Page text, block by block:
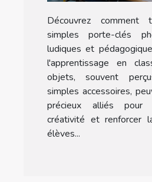
Découvrez comment
simples porte-clés
ludiques et
l'apprentissage en
objets, souvent
simples accessoires,
précieux alliés pour
créativité et renforcer
élèves...